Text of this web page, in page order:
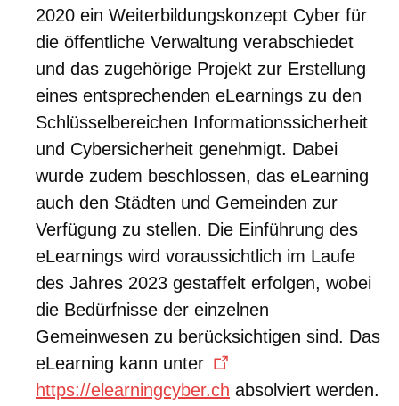
2020 ein Weiterbildungskonzept Cyber für
die öffentliche Verwaltung verabschiedet
und das zugehörige Projekt zur Erstellung
eines entsprechenden eLearnings zu den
Schlüsselbereichen Informationssicherheit
und Cybersicherheit genehmigt. Dabei
wurde zudem beschlossen, das eLearning
auch den Städten und Gemeinden zur
Verfügung zu stellen. Die Einführung des
eLearnings wird voraussichtlich im Laufe
des Jahres 2023 gestaffelt erfolgen, wobei
die Bedürfnisse der einzelnen
Gemeinwesen zu berücksichtigen sind. Das
eLearning kann unter
https://elearningcyber.ch absolviert werden.